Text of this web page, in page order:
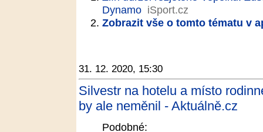
Dynamo iSport.cz
Zobrazit vše o tomto tématu v
31. 12. 2020, 15:30
Silvestr na hotelu a místo
by ale neměnil - Aktuálně.cz
Podobné: